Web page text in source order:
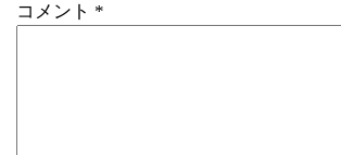
コメント *